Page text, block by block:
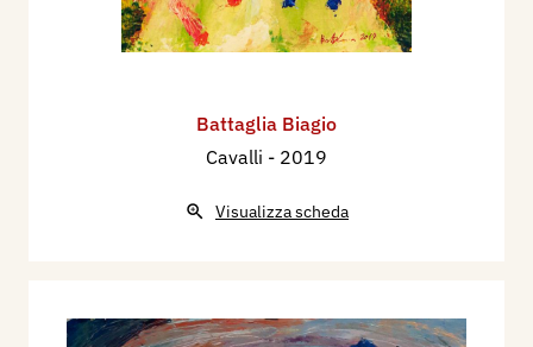
Battaglia Biagio
Cavalli - 2019
Visualizza scheda